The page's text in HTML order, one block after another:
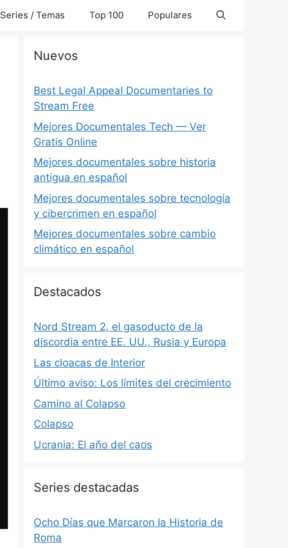
Series / Temas Top 100 Populares
Nuevos
Best Legal Appeal Documentaries to
Stream Free
Mejores Documentales Tech — Ver
Gratis Online
Mejores documentales sobre historia
antigua en español
Mejores documentales sobre tecnología
y cibercrimen en español
Mejores documentales sobre cambio
climático en español
Destacados
Nord Stream 2, el gasoducto de la
discordia entre EE. UU., Rusia y Europa
Las cloacas de Interior
Último aviso: Los límites del crecimiento
Camino al Colapso
Colapso
Ucrania: El año del caos
Series destacadas
Ocho Días que Marcaron la Historia de
Roma